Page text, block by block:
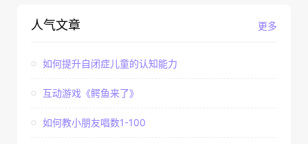
更多
人气文章
如何提升自闭症儿童的认知能力
互动游戏《鳄鱼来了》
如何教小朋友唱数1-100